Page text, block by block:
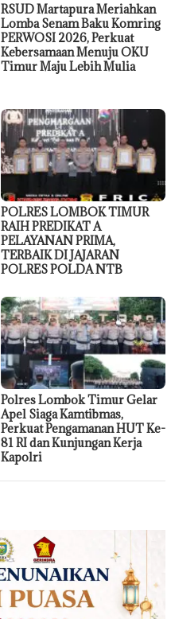
RSUD Martapura Meriahkan
Lomba Senam Baku Komring
PERWOSI 2026, Perkuat
Kebersamaan Menuju OKU
Timur Maju Lebih Mulia
POLRES LOMBOK TIMUR
RAIH PREDIKAT A
PELAYANAN PRIMA,
TERBAIK DI JAJARAN
POLRES POLDA NTB
Polres Lombok Timur Gelar
Apel Siaga Kamtibmas,
Perkuat Pengamanan HUT Ke-
81 RI dan Kunjungan Kerja
Kapolri